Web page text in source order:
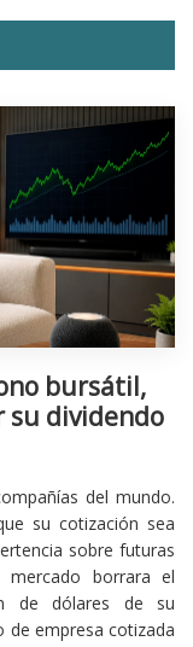
bursátil,
su dividendo
del mundo.
su cotización sea
sobre futuras
borrara el
de dólares de su
de empresa cotizada